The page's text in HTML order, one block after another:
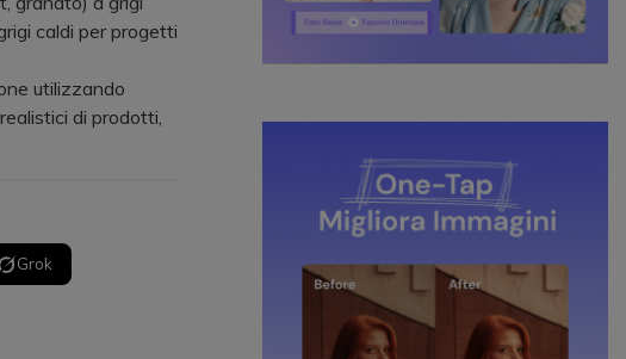
caldi per progetti
utilizzando
di prodotti,
Grok